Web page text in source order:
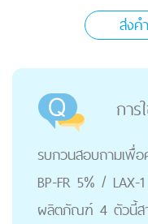
ส่งค
การ
รบกวนสอบถามเพื่
BP-FR 5% / LAX-
ผลิตภัณฑ์ 4 ตัวนี้สา